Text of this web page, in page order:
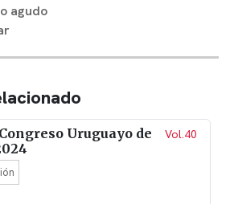
agudo
Uruguayo de
Vol.40